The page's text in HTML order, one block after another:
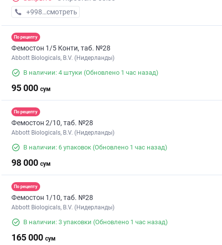
+998 (90) XXX-XX-XX
смотреть
По рецепту
Фемостон 1/5 Конти, таб. №28
Abbott Biologicals, B.V. (Нидерланды)
В наличии: 4 штуки (Обновлено 1 час назад)
95 000 сум
По рецепту
Фемостон 2/10, таб. №28
Abbott Biologicals, B.V. (Нидерланды)
В наличии: 6 упаковок (Обновлено 1 час назад)
98 000 сум
По рецепту
Фемостон 1/10, таб. №28
Abbott Biologicals, B.V. (Нидерланды)
В наличии: 3 упаковки (Обновлено 1 час назад)
165 000 сум